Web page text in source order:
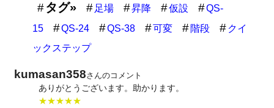
タグ» 足場 昇降 仮設
QS-
15
QS-24 QS-38 可変 階段
クイ
ックステップ
kumasan358さんのコメント
ありがとうございます。助かります。
★★★★★